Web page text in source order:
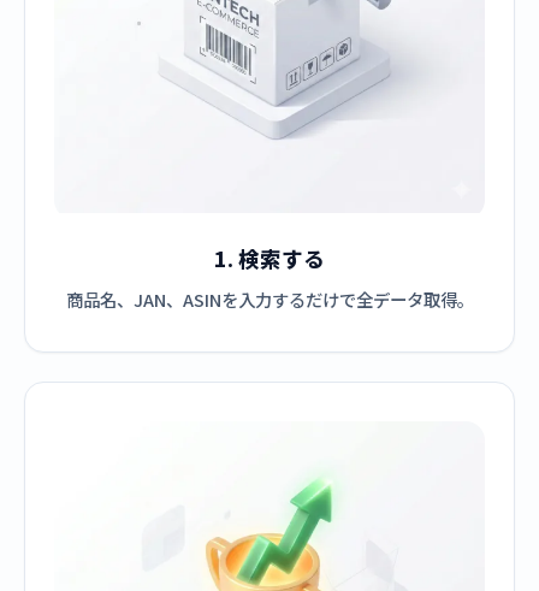
1. 検索する
商品名、JAN、ASINを入力するだけで全データ取得。